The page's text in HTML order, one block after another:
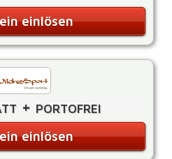
einlösen
+ portofrei
einlösen